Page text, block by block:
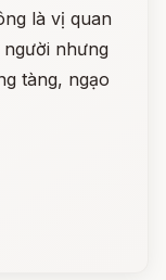
là vị quan
nhưng
tàng, ngạo